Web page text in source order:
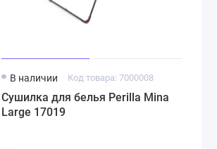
В наличии Код товара: 7000008
Сушилка для белья Perilla Mina
Large 17019